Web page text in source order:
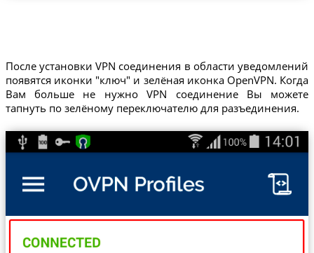
После установки VPN соединения в области уведомлений
появятся иконки "ключ" и зелёная иконка OpenVPN. Когда
Вам больше не нужно VPN соединение Вы можете
тапнуть по зелёному переключателю для разъединения.